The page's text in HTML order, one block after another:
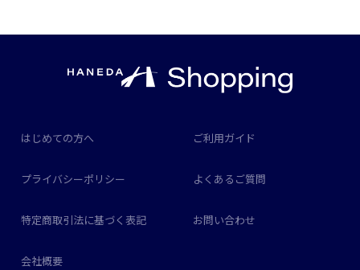
はじめての方へ ご利用ガイド
プライバシーポリシー よくあるご質問
特定商取引法に基づく表記 お問い合わせ
会社概要